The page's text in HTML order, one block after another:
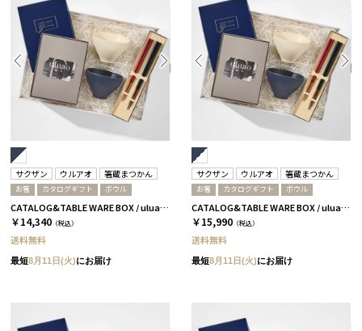
サクザン ウルアオ 箸蔵まつかん
お箸 カタログギフト ボウル
CATALOG&TABLE WARE BOX / uluao / ネイビー&ホワイト / 全5種 フロレンツィア
￥14,340 （税込）
送料無料
最短8月11日(火)にお届け
サクザン ウルアオ 箸蔵まつかん
お箸 カタログギフト ボウル
CATALOG&TABLE WARE BOX / uluao / ネイビー&ホワイト / 全5種 バジーリア
￥15,990 （税込）
送料無料
最短8月11日(火)にお届け